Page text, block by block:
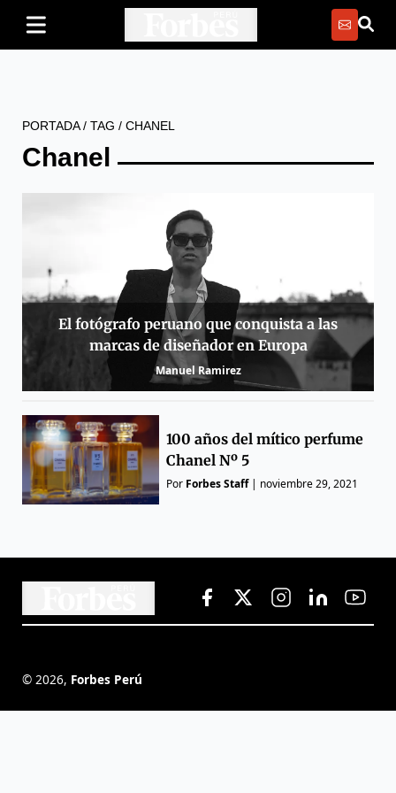
PORTADA/ TAG / CHANEL
Chanel
El fotógrafo peruano que conquista a las
marcas de diseñador en Europa
Manuel Ramirez
100 años del mítico perfume
Chanel Nº 5
Por Forbes Staff| noviembre 29, 2021
© 2026, Forbes Perú